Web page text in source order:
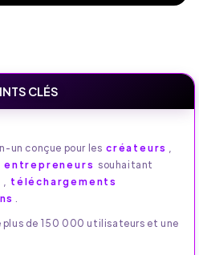
CLÉS
un conçue pour les créateurs
entrepreneurs souhaitant
téléchargements
plus de 150 000 utilisateurs et une